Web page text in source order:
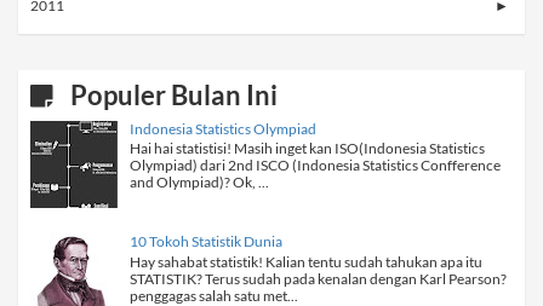
2011 ►
Populer Bulan Ini
Indonesia Statistics Olympiad
Hai hai statistisi! Masih inget kan ISO(Indonesia Statistics
Olympiad) dari 2nd ISCO (Indonesia Statistics Confference
and Olympiad)? Ok, ...
10 Tokoh Statistik Dunia
Hay sahabat statistik! Kalian tentu sudah tahukan apa itu
STATISTIK? Terus sudah pada kenalan dengan Karl Pearson?
penggagas salah satu met...